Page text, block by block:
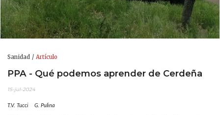
Sanidad Artículo
PPA - Qué podemos aprender de Cerdeña
15-jul-2024
T.V. Tucci G. Pulina